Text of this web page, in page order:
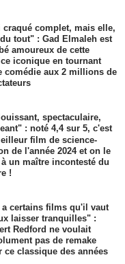
craqué complet, mais elle,
tout" : Gad Elmaleh est
amoureux de cette
iconique en tournant
comédie aux 2 millions de
spectaculaire,
: noté 4,4 sur 5, c'est
film de science-
de l'année 2024 et on le
un maître incontesté du
!
certains films qu'il vaut
laisser tranquilles" :
Redford ne voulait
pas de remake
ce classique des années